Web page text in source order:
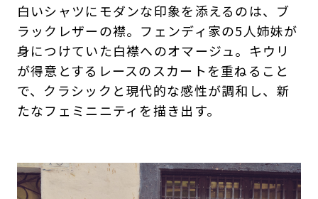
白いシャツにモダンな印象を添えるのは、ブ
ラックレザーの襟。フェンディ家の5人姉妹が
身につけていた白襟へのオマージュ。キウリ
が得意とするレースのスカートを重ねること
で、クラシックと現代的な感性が調和し、新
たなフェミニニティを描き出す。